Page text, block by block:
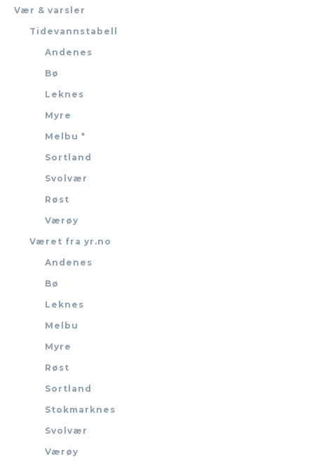
Vær & varsler
Tidevannstabell
Andenes
Bø
Leknes
Myre
Melbu *
Sortland
Svolvær
Røst
Værøy
Været fra yr.no
Andenes
Bø
Leknes
Melbu
Myre
Røst
Sortland
Stokmarknes
Svolvær
Værøy